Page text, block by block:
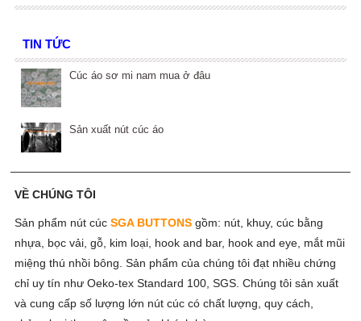
TIN TỨC
Cúc áo sơ mi nam mua ở đâu
Sản xuất nút cúc áo
VỀ CHÚNG TÔI
Sản phẩm nút cúc SGA BUTTONSgồm: nút, khuy, cúc bằng
nhựa, bọc vải, gỗ, kim loại, hook and bar, hook and eye, mắt mũi
miệng thú nhồi bông. Sản phẩm của chúng tôi đạt nhiều chứng
chỉ uy tín như Oeko-tex Standard 100, SGS. Chúng tôi sản xuất
và cung cấp số lượng lớn nút cúc có chất lượng, quy cách,